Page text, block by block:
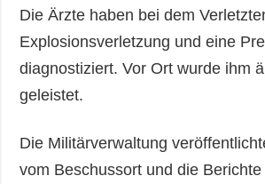
Die Ärzte haben bei dem
Explosionsverletzung und eine
diagnostiziert. Vor Ort wurde ihm
geleistet.
Die Militärverwaltung
vom Beschussort und die Berichte